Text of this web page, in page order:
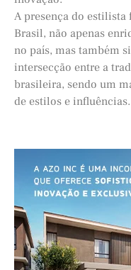
A presença do estilista
Brasil, não apenas
no país, mas também
intersecção entre a
brasileira, sendo um
de estilos e influências.